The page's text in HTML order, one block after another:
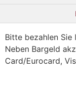
Bitte bezahlen Sie
Neben Bargeld
Card/Eurocard,